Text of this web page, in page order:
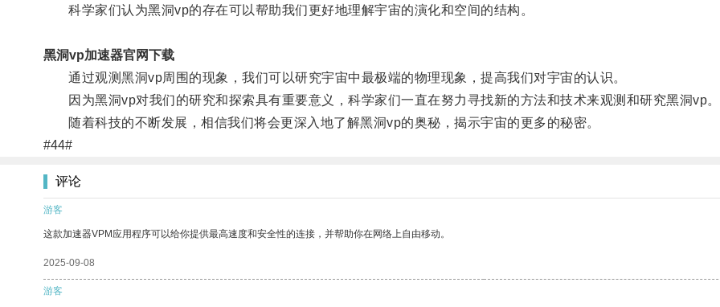
科学家们认为黑洞vp的存在可以帮助我们更好地理解宇宙的演化和空间的结构。
黑洞vp加速器官网下载
通过观测黑洞vp周围的现象，我们可以研究宇宙中最极端的物理现象，提高我们对宇宙的认识。
因为黑洞vp对我们的研究和探索具有重要意义，科学家们一直在努力寻找新的方法和技术来观测和研究黑洞vp。
随着科技的不断发展，相信我们将会更深入地了解黑洞vp的奥秘，揭示宇宙的更多的秘密。
#44#
评论
游客
这款加速器VPM应用程序可以给你提供最高速度和安全性的连接，并帮助你在网络上自由移动。
2025-09-08
游客